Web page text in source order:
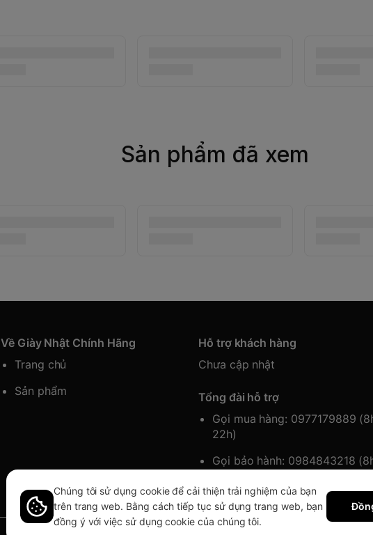
Sản phẩm đã xem
Về Giày Nhật Chính Hãng
Trang chủ
Sản phẩm
Hỗ trợ khách hàng
Chưa cập nhật
Tổng đài hỗ trợ
Gọi mua hàng: 0977179889
22h)
Gọi bảo hành: 0984843218
Chúng tôi sử dụng cookie để cải thiện trải nghiệm của bạn
trên trang web. Bằng cách tiếp tục sử dụng trang web, bạn
đồng ý với việc sử dụng cookie của chúng tôi.